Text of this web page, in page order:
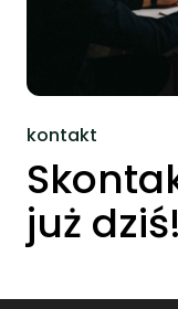
kontakt
już dziś!